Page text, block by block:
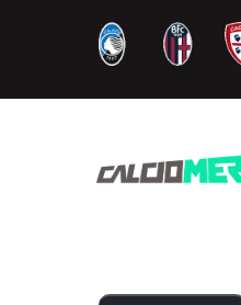
contenuto